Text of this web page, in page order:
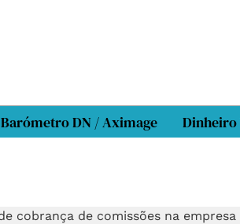
Barómetro DN / Aximage Dinheiro